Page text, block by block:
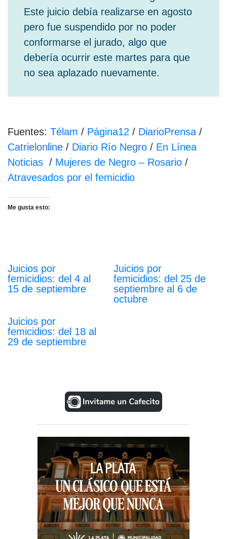
Este juicio debía realizarse en agosto
pero fue suspendido por no poder
conformarse el jurado, algo que
debería ocurrir este martes para que
no sea aplazado nuevamente.
Fuentes: Télam / Página12 / DiarioPrensa /
Catrielonline / Diario Río Negro / En Línea
Noticias / Mujeres de Negro – Rosario /
Atravesados por el femicidio
Me gusta esto:
Juicios por
femicidios: del 4 al
15 de septiembre
Juicios por
femicidios: del 25 de
septiembre al 6 de
octubre
Juicios por
femicidios: del 18 al
29 de septiembre